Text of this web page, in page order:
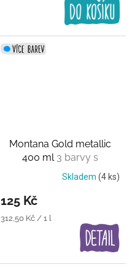
Montana Gold metallic
400 ml 3 barvy s
vysokým leskem+2 matné
Skladem (4 ks)
125 Kč
Měrná
312,50 Kč / 1 l